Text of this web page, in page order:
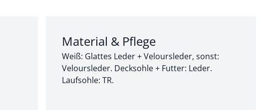
Abschnitt 3 von 3:
Material & Pflege
Weiß: Glattes Leder + Veloursleder, sonst:
Veloursleder. Decksohle + Futter: Leder.
Laufsohle: TR.